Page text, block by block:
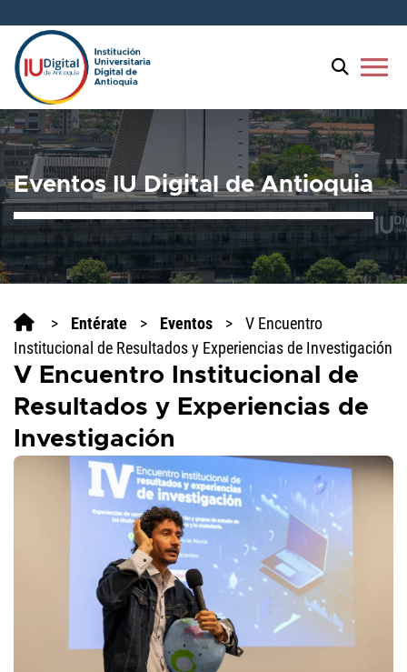
al
lector
pantalla
All
in
One
Accesibilidad
Para
iniciar
el
lector
pantalla
One
Accesibilidad,
"Ctrl
menu
Eventos IU Digital de Antioquia
> Entérate > Eventos >
V Encuentro
Institucional de Resultados y Experiencias de Investigación
V Encuentro Institucional de
Resultados y Experiencias de
Investigación